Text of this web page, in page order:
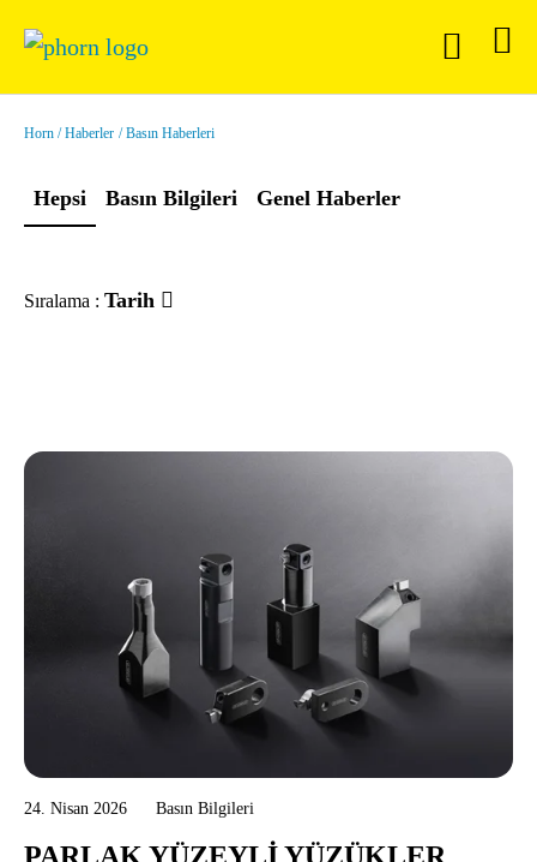
Horn Haberler Basın Haberleri
Hepsi Basın Bilgileri Genel Haberler
Sıralama : Tarih
24. Nisan 2026 Basın Bilgileri
PARLAK YÜZEYLI YÜZÜKLER